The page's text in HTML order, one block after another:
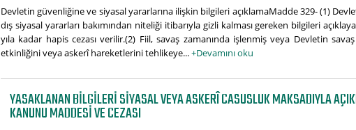
Devletin güvenliğine ve siyasal yararlarına ilişkin bilgileri açıklamaMadde 329- (1)
dış siyasal yararları bakımından niteliği itibarıyla gizli kalması gereken bilgileri
yıla kadar hapis cezası verilir.(2) Fiil, savaş zamanında işlenmiş veya Devletin savaş
etkinliğini veya askerî hareketlerini tehlikeye...+Devamını oku
YASAKLANAN BILGILERI SIYASAL VEYA ASKERÎ CASUSLUK MAKSADIYLA
KANUNU MADDESI VE CEZASI